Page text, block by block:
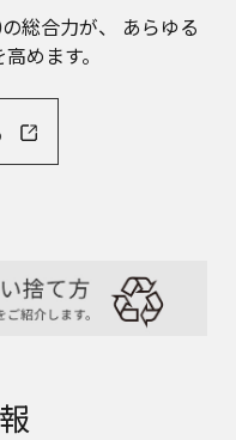
総合力が、
あらゆる
めます。